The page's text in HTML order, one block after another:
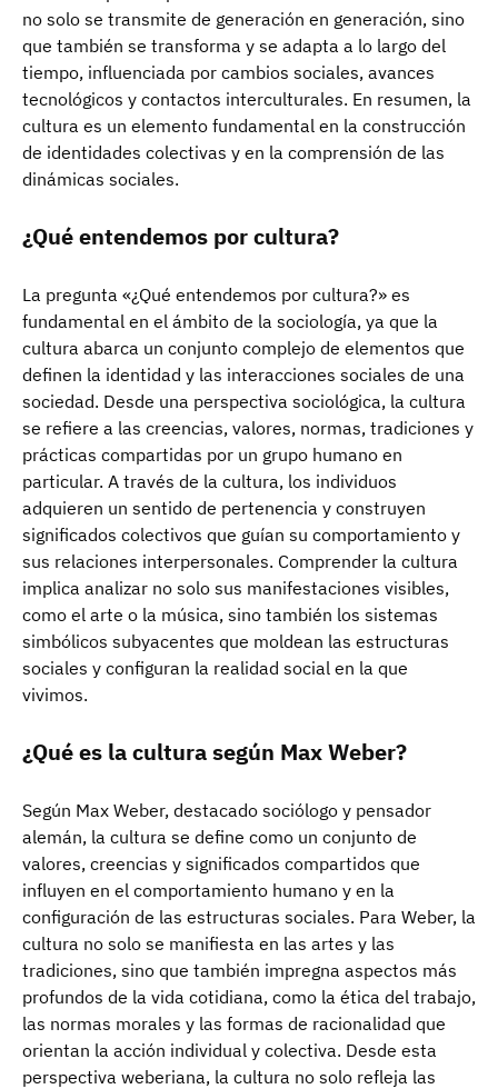
no solo se transmite de generación en generación, sino
que también se transforma y se adapta a lo largo del
tiempo, influenciada por cambios sociales, avances
tecnológicos y contactos interculturales. En resumen, la
cultura es un elemento fundamental en la construcción
de identidades colectivas y en la comprensión de las
dinámicas sociales.
¿Qué entendemos por cultura?
La pregunta «¿Qué entendemos por cultura?» es
fundamental en el ámbito de la sociología, ya que la
cultura abarca un conjunto complejo de elementos que
definen la identidad y las interacciones sociales de una
sociedad. Desde una perspectiva sociológica, la cultura
se refiere a las creencias, valores, normas, tradiciones y
prácticas compartidas por un grupo humano en
particular. A través de la cultura, los individuos
adquieren un sentido de pertenencia y construyen
significados colectivos que guían su comportamiento y
sus relaciones interpersonales. Comprender la cultura
implica analizar no solo sus manifestaciones visibles,
como el arte o la música, sino también los sistemas
simbólicos subyacentes que moldean las estructuras
sociales y configuran la realidad social en la que
vivimos.
¿Qué es la cultura según Max Weber?
Según Max Weber, destacado sociólogo y pensador
alemán, la cultura se define como un conjunto de
valores, creencias y significados compartidos que
influyen en el comportamiento humano y en la
configuración de las estructuras sociales. Para Weber, la
cultura no solo se manifiesta en las artes y las
tradiciones, sino que también impregna aspectos más
profundos de la vida cotidiana, como la ética del trabajo,
las normas morales y las formas de racionalidad que
orientan la acción individual y colectiva. Desde esta
perspectiva weberiana, la cultura no solo refleja las